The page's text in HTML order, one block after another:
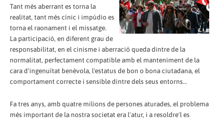
Tant més aberrant es torna la
realitat, tant més cínic i impúdio es
torna el raonament i el missatge.
La participació, en diferent grau de
responsabilitat, en el cinisme i aberració queda dintre de la
normalitat, perfectament compatible amb el manteniment de la
cara d'ingenuïtat benèvola, l'estatus de bon o bona ciutadana, el
comportament correcte i sensible dintre dels seus entorns…
Fa tres anys, amb quatre milions de persones aturades, el problema
més important de la nostra societat era l'atur, i a resoldre'l es